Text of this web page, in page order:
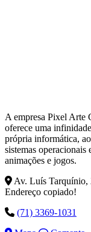
A empresa Pixel Arte
oferece uma
própria informática,
sistemas
animações e jogos.
Av. Luís Tarquínio,
Endereço copiado!
(71) 3369-1031